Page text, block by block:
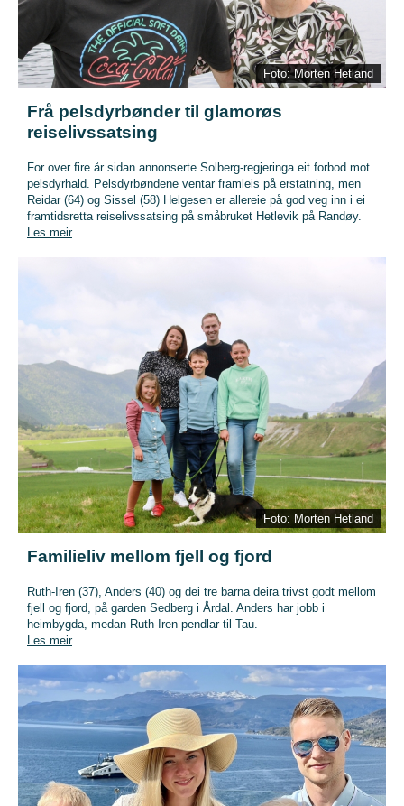
Foto: Morten Hetland
Frå pelsdyrbønder til glamorøs
reiselivssatsing
For over fire år sidan annonserte Solberg-regjeringa eit forbod mot
pelsdyrhald. Pelsdyrbøndene ventar framleis på erstatning, men
Reidar (64) og Sissel (58) Helgesen er allereie på god veg inn i ei
framtidsretta reiselivssatsing på småbruket Hetlevik på Randøy.
Les meir
Foto: Morten Hetland
Familieliv mellom fjell og fjord
Ruth-Iren (37), Anders (40) og dei tre barna deira trivst godt mellom
fjell og fjord, på garden Sedberg i Årdal. Anders har jobb i
heimbygda, medan Ruth-Iren pendlar til Tau.
Les meir